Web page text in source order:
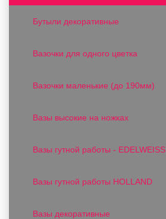
Бутыли декоративные
Вазочки для одного цветка
Вазочки маленькие (до 190мм)
Вазы высокие на ножках
Вазы гутной работы - EDELWEISS
Вазы гутной работы HOLLAND
Вазы декоративные